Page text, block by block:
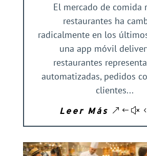
El mercado de comida
restaurantes ha
radicalmente en los
una app móvil
restaurantes
automatizadas, pedidos
clientes...
Leer Más